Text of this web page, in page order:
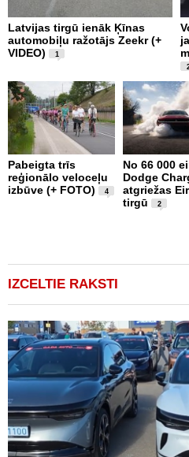
Latvijas tirgū ienāk Ķīnas
automobiļu ražotājs Zeekr (+
VIDEO)
1
Pabeigta trīs
reģionālo veloceļu
izbūve (+ FOTO)
4
No 66 000
Dodge
atgriežas
tirgū
2
IZCELTIE RAKSTI